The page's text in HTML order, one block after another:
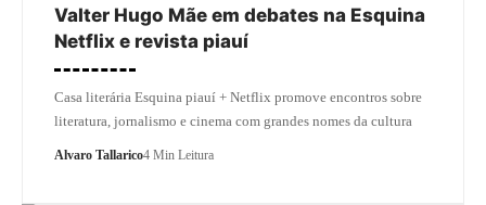
Valter Hugo Mãe em debates na Esquina
Netflix e revista piauí
Casa literária Esquina piauí + Netflix promove encontros sobre
literatura, jornalismo e cinema com grandes nomes da cultura
Alvaro Tallarico4 Min Leitura